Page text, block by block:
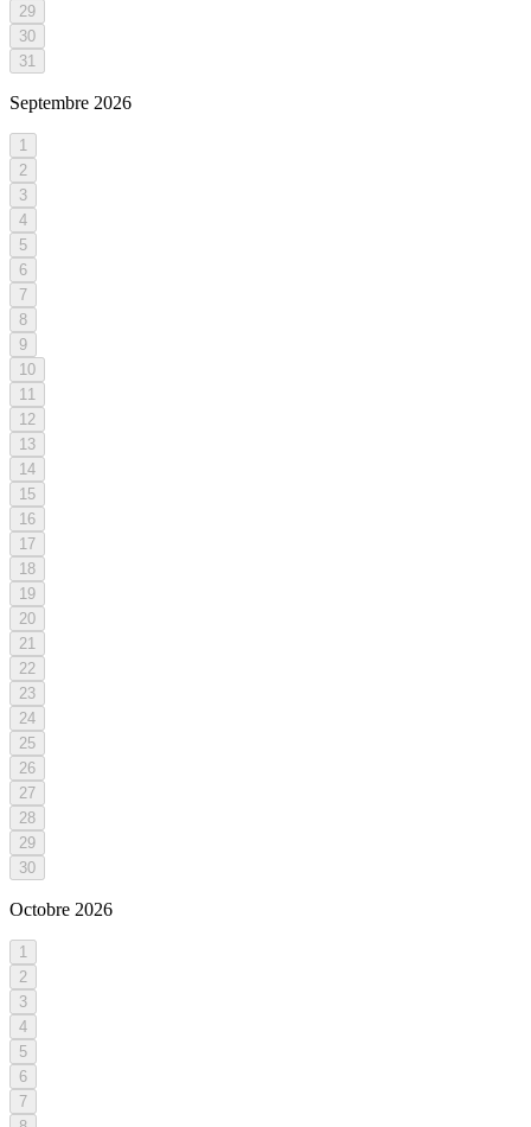
29
30
31
Septembre 2026
1
2
3
4
5
6
7
8
9
10
11
12
13
14
15
16
17
18
19
20
21
22
23
24
25
26
27
28
29
30
Octobre 2026
1
2
3
4
5
6
7